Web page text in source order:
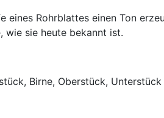
Rohrblattes einen Ton
sie heute bekannt ist.
Birne, Oberstück,